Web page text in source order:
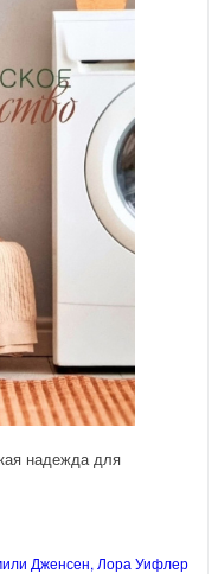
надежда для
Дженсен, Лора Уифлер